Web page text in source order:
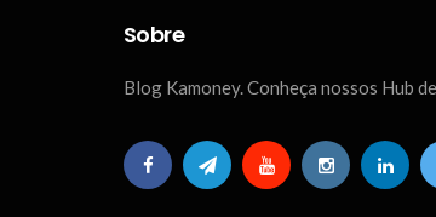
Sobre
Blog Kamoney. Conheça nossos Hub